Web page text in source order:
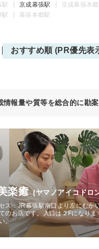
駅 京成幕張駅 京成幕張本
駅
幕張本郷駅
おすすめ順 (PR優先表
報量や質等を総合的に勘案
楽癒 (ヤマノアイコドロ
ス：JR幕張駅南口より左にむか
のお店です。入口は２Fになり
。